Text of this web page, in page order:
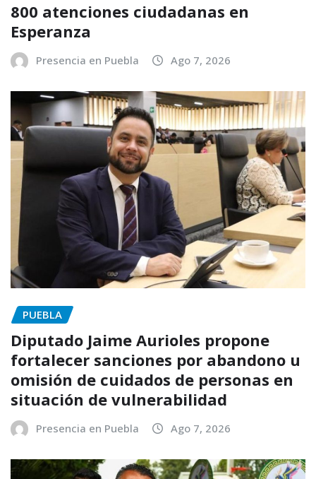
800 atenciones ciudadanas en
Esperanza
Presencia en Puebla Ago 7, 2026
PUEBLA
Diputado Jaime Aurioles propone
fortalecer sanciones por abandono u
omisión de cuidados de personas en
situación de vulnerabilidad
Presencia en Puebla Ago 7, 2026